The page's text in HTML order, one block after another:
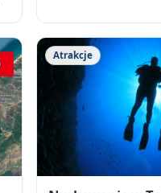
Atrakcje